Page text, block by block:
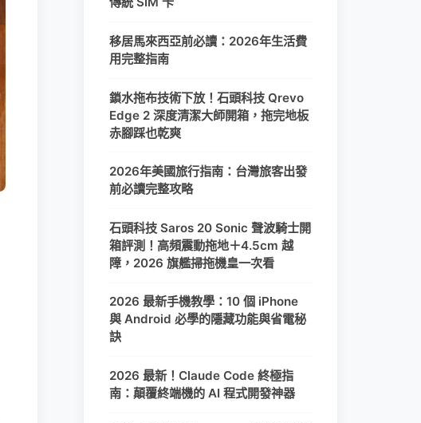
移居馬來西亞前必讀：2026年生活費
用完整指南
鎖水拖布技術下放！石頭科技 Qrevo
Edge 2 深度清潔大師開箱，拖完地板
赤腳踩也乾爽
2026年美國旅行指南：台灣旅客出發
前必讀完整攻略
石頭科技 Saros 20 Sonic 聲波騎士開
箱評測！高頻震動拖地＋4.5cm 越
障，2026 旗艦掃拖機皇一次看
2026 最新手機教學：10 個 iPhone
與 Android 必學的隱藏功能與省電秘
訣
2026 最新！Claude Code 終極指
南：顛覆終端機的 AI 程式開發神器